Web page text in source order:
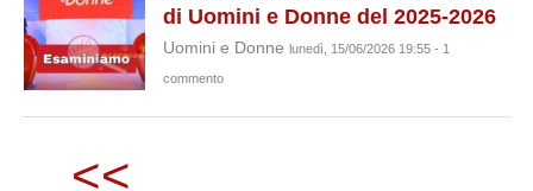
di Uomini e Donne del 2025-2026
Uomini e Donne lunedì, 15/06/2026 19:55 - 1
commento
<<